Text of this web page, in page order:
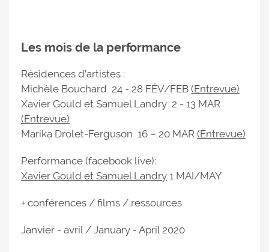
Les mois de la performance
Résidences d’artistes :
Michèle Bouchard 24 - 28 FÉV/FEB (Entrevue)
Xavier Gould et Samuel Landry 2 - 13 MAR
(Entrevue)
Marika Drolet-Ferguson 16 – 20 MAR (Entrevue)
Performance (facebook live):
Xavier Gould et Samuel Landry 1 MAI/MAY
+ conférences / films / ressources
Janvier - avril / January - April 2020